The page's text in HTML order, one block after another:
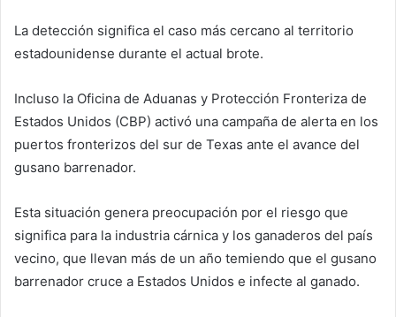
La detección significa el caso más cercano al territorio
estadounidense durante el actual brote.
Incluso la Oficina de Aduanas y Protección Fronteriza de
Estados Unidos (CBP) activó una campaña de alerta en los
puertos fronterizos del sur de Texas ante el avance del
gusano barrenador.
Esta situación genera preocupación por el riesgo que
significa para la industria cárnica y los ganaderos del país
vecino, que llevan más de un año temiendo que el gusano
barrenador cruce a Estados Unidos e infecte al ganado.